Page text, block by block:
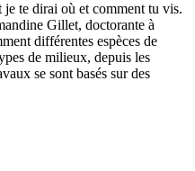
te dirai où et comment tu vis.
Gillet, doctorante à
différentes espèces de
de milieux, depuis les
se sont basés sur des